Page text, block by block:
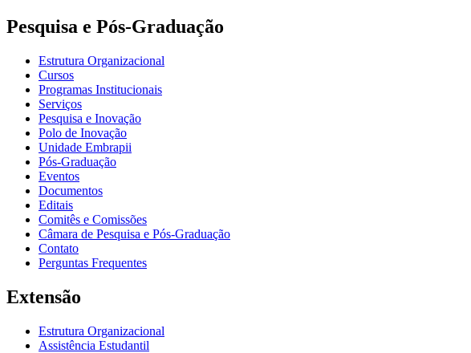
Pesquisa e Pós-Graduação
Estrutura Organizacional
Cursos
Programas Institucionais
Serviços
Pesquisa e Inovação
Polo de Inovação
Unidade Embrapii
Pós-Graduação
Eventos
Documentos
Editais
Comitês e Comissões
Câmara de Pesquisa e Pós-Graduação
Contato
Perguntas Frequentes
Extensão
Estrutura Organizacional
Assistência Estudantil